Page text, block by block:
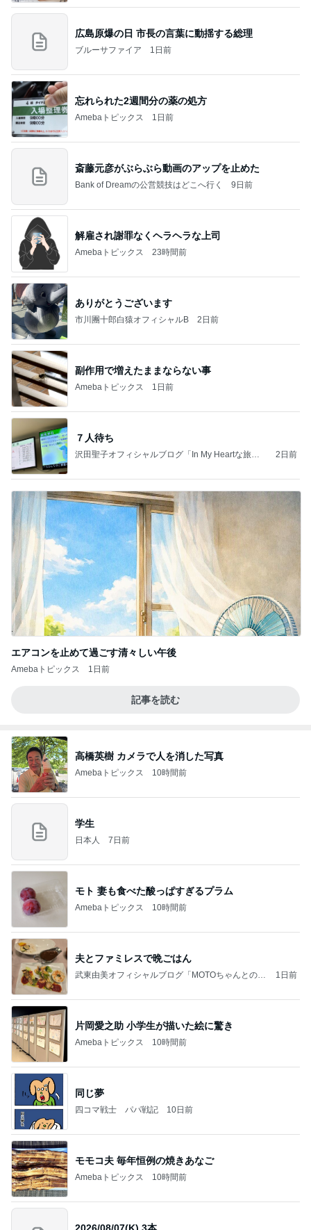
広島原爆の日 市長の言葉に動揺する総理
ブルーサファイア 1日前
忘れられた2週間分の薬の処方
Amebaトピックス 1日前
斎藤元彦がぶらぶら動画のアップを止めた
Bank of Dreamの公営競技はどこへ行く 9日前
解雇され謝罪なくヘラヘラな上司
Amebaトピックス 23時間前
ありがとうございます
市川團十郎白猿オフィシャルB 2日前
副作用で増えたままならない事
Amebaトピックス 1日前
７人待ち
沢田聖子オフィシャルブログ「In My Heartな旅日
2日前
エアコンを止めて過ごす清々しい午後
Amebaトピックス 1日前
記事を読む
高橋英樹 カメラで人を消した写真
Amebaトピックス 10時間前
学生
日本人 7日前
モト 妻も食べた酸っぱすぎるプラム
Amebaトピックス 10時間前
夫とファミレスで晩ごはん
武東由美オフィシャルブログ「MOTOちゃんとのは
1日前
片岡愛之助 小学生が描いた絵に驚き
Amebaトピックス 10時間前
同じ夢
四コマ戦士 パパ戦記 10日前
モモコ夫 毎年恒例の焼きあなご
Amebaトピックス 10時間前
2026/08/07(K) 3本